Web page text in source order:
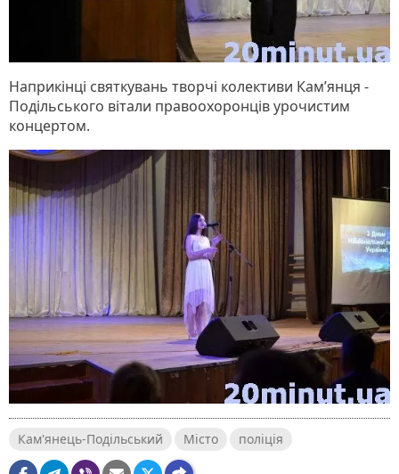
Наприкінці святкувань творчі колективи Кам’янця -
Подільського вітали правоохоронців урочистим
концертом.
Кам'янець-Подільський Місто поліція